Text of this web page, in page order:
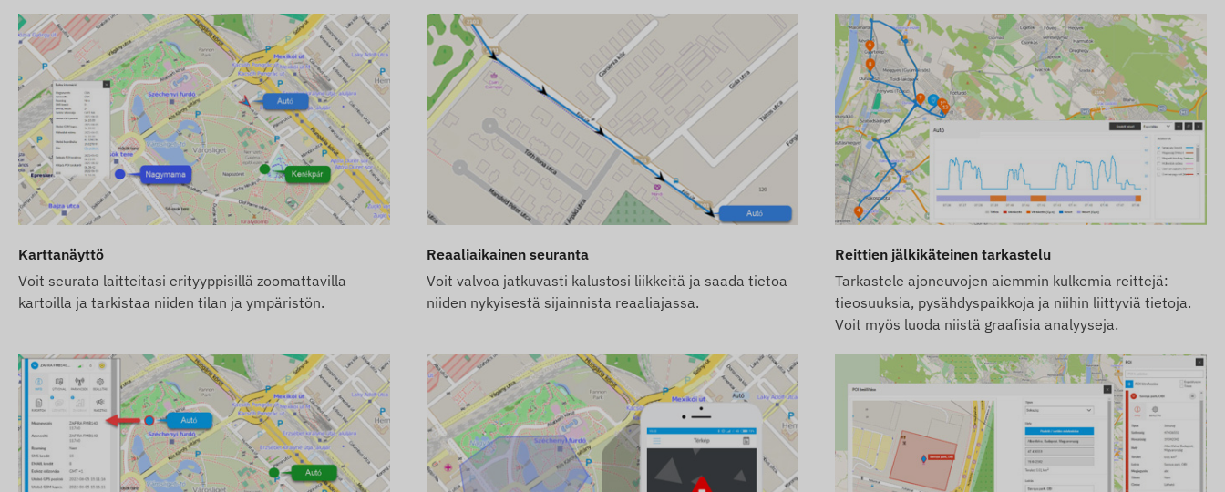
Tarkemmat tiedot ja numeeriset arvot löytyvät teknisistä tiedoista. Laitteen toiminnallisuutta merkittävästi
laajentavat ohjelmistopohjaiset palvelut (esim. lisähälytykset, reittien karttapohjainen esittäminen ja
kaavioanalyysit, ajopäiväkirjat ja muut raportit) löytyvät seurantasoftan kuvauksesta.
Pakkauksen sisältö
TELTONIKA FMM00A-M1 4G lte OBDII ajoneuvo gps-seurantalaite
Käyttöönotto-opas
Käyttöehdot
matkapuhelinoperaattoreiden verkkoihin. Nämä varmistavat tiedonkeruun ja siirron sekä kommunikoinnin
omistajan puhelimen kanssa tai seurantasoftaa käytettäessä keskitetyn tietojenkeruu- ja käsittelyjärjestelmän
kanssa. Laite viestii matkapuhelinoperaattoreiden verkkojen kautta sisäisen (vaihdettavan) SIM-kortin avulla.
Laite on yhteensopiva seuraavilla alueilla toimivien GSM-verkkojen kanssa:
4G: Pohjois-Amerikka
Osto-optiot
Karttanäyttö
Voit seurata laitteitasi erityyppisillä zoomattavilla
kartoilla ja tarkistaa niiden tilan ja ympäristön.
Reaaliaikainen seuranta
Voit valvoa jatkuvasti kalustosi liikkeitä ja saada tietoa
niiden nykyisestä sijainnista reaaliajassa.
Reittien jälkikäteinen tarkastelu
Tarkastele ajoneuvojen aiemmin kulkemia reittejä:
tieosuuksia, pysähdyspaikkoja ja niihin liittyviä tietoja.
Voit myös luoda niistä graafisia analyyseja.